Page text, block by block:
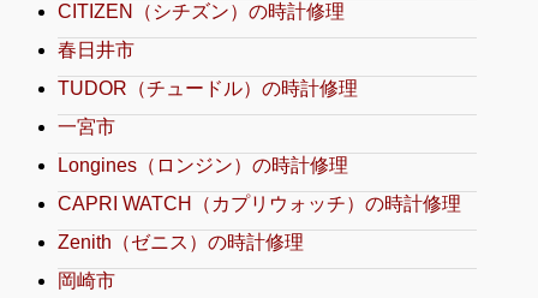
CITIZEN（シチズン）の時計修理
春日井市
TUDOR（チュードル）の時計修理
一宮市
Longines（ロンジン）の時計修理
CAPRI WATCH（カプリウォッチ）の時計修理
Zenith（ゼニス）の時計修理
岡崎市